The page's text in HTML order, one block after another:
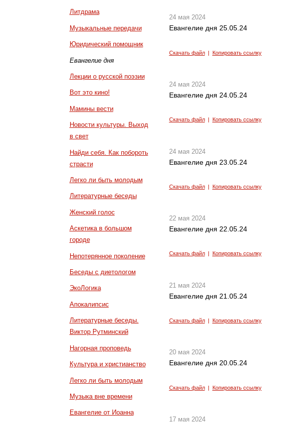
Литдрама
Музыкальные передачи
Юридический помощник
Евангелие дня
Лекции о русской поэзии
Вот это кино!
Мамины вести
Новости культуры. Выход
в свет
Найди себя. Как побороть
страсти
Легко ли быть молодым
Литературные беседы
Женский голос
Аскетика в большом
городе
Непотерянное поколение
Беседы с диетологом
ЭкоЛогика
Апокалипсис
Литературные беседы.
Виктор Рутминский
Нагорная проповедь
Культура и христианство
Легко ли быть молодым
Музыка вне времени
Евангелие от Иоанна
24 мая 2024
Евангелие дня 25.05.24
Скачать файл| Копировать ссылку
24 мая 2024
Евангелие дня 24.05.24
Скачать файл| Копировать ссылку
24 мая 2024
Евангелие дня 23.05.24
Скачать файл| Копировать ссылку
22 мая 2024
Евангелие дня 22.05.24
Скачать файл| Копировать ссылку
21 мая 2024
Евангелие дня 21.05.24
Скачать файл| Копировать ссылку
20 мая 2024
Евангелие дня 20.05.24
Скачать файл| Копировать ссылку
17 мая 2024